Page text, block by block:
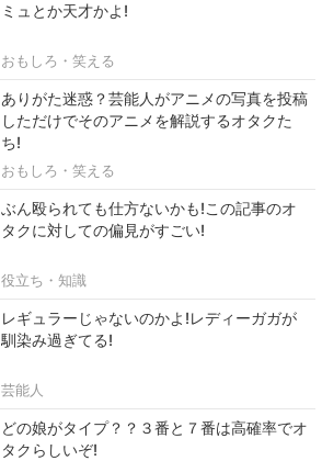
ミュとか天才かよ!
おもしろ・笑える
ありがた迷惑？芸能人がアニメの写真を投稿
しただけでそのアニメを解説するオタクた
ち!
おもしろ・笑える
ぶん殴られても仕方ないかも!この記事のオ
タクに対しての偏見がすごい!
役立ち・知識
レギュラーじゃないのかよ!レディーガガが
馴染み過ぎてる!
芸能人
どの娘がタイプ？？３番と７番は高確率でオ
タクらしいぞ!